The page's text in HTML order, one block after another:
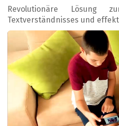
Revolutionäre Lösung
Textverständnisses und